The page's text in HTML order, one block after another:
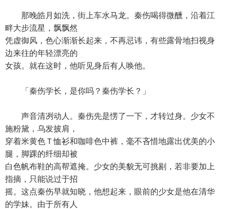
那晚皓月如洗，街上车水马龙。秦伤喝得微醺，沿着江
畔大步流星，飘飘然
凭虚御风，色心渐渐长起来，不再忌讳，有些露骨地扫视身
边来往的年轻漂亮的
女孩。就在这时，他听见身后有人唤他。
「秦伤学长，是你吗？秦伤学长？」
声音清冽动人。秦伤先是愣了一下，才转过身。少女不
施粉黛，乌发披肩，
穿着米黄色Ｔ恤衫和咖啡色中裤，毫不吝惜地露出优美的小
腿，脚踝的纤细却被
白色帆布鞋的高帮遮掩。少女的美貌无可挑剔，若非要加上
指摘，只能说过于招
摇。这点秦伤早就知晓，他想起来，眼前的少女是他在清华
的学妹。由于所有人